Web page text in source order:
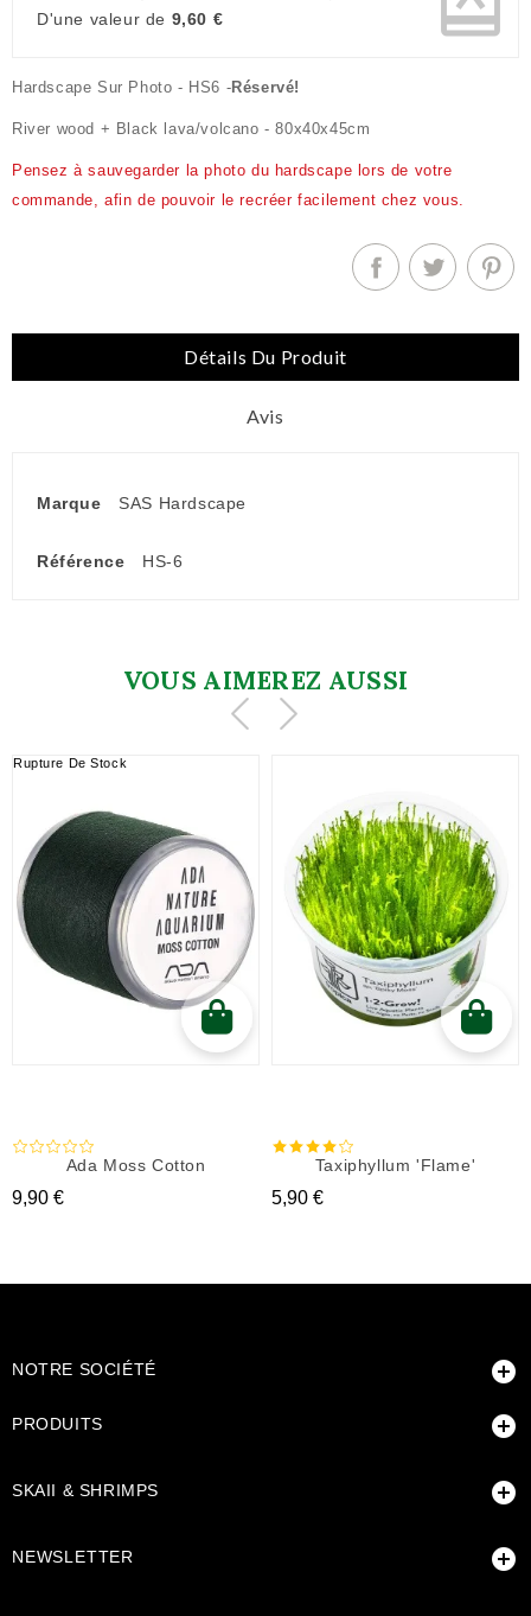
D'une valeur de 9,60 €
Hardscape Sur Photo - HS6 -Réservé!
River wood + Black lava/volcano - 80x40x45cm
Pensez à sauvegarder la photo du hardscape lors de votre
commande, afin de pouvoir le recréer facilement chez vous.
Détails Du Produit
Avis
Marque SAS Hardscape
Référence HS-6
VOUS AIMEREZ AUSSI
Rupture De Stock
Ada Moss Cotton
Prix
9,90 €
Taxiphyllum 'Flame'
Prix
5,90 €
NOTRE SOCIÉTÉ 
PRODUITS 
SKAII & SHRIMPS 
NEWSLETTER 